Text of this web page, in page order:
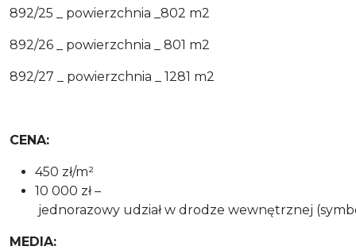
892/25 _ powierzchnia _802 m2
892/26 _ powierzchnia _ 801 m2
892/27 _ powierzchnia _ 1281 m2
CENA:
450 zł/m²
10 000 zł –
jednorazowy udział w drodze wewnętrznej
MEDIA: